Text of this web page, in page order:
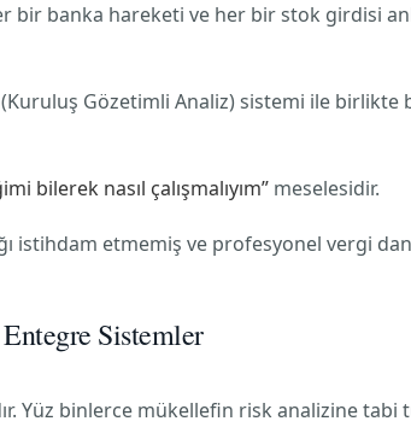
bir banka hareketi ve her bir stok girdisi
(Kuruluş Gözetimli Analiz) sistemi ile
bilerek nasıl çalışmalıyım” meselesidir.
etmemiş ve profesyonel vergi
Sistemler
binlerce mükellefin risk analizine tabi